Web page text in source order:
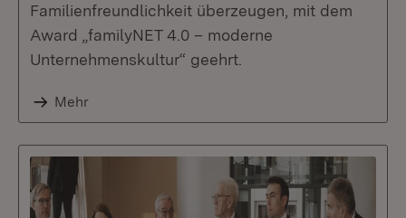
Familienfreundlichkeit überzeugen, mit dem
Award „familyNET 4.0 – moderne
Unternehmenskultur“ geehrt.
Mehr